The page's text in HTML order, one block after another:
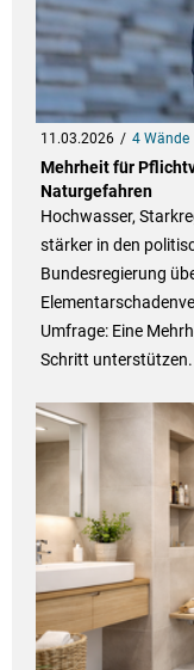
11.03.2026 4 Wände
Mehrheit für
Naturgefahren
Hochwasser,
stärker in den
Bundesregierung
Umfrage: Eine
Schritt unterstützen.